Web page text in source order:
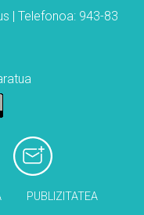
| Telefonoa: 943-83
PUBLIZITATEA